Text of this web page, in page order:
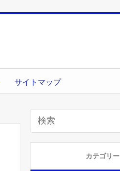
サイトマップ
カテゴリー